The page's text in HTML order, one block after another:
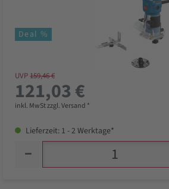
Deal %
UVP159,46 €
121,03 €
inkl. MwSt zzgl. Versand *
Lieferzeit: 1 - 2 Werktage*